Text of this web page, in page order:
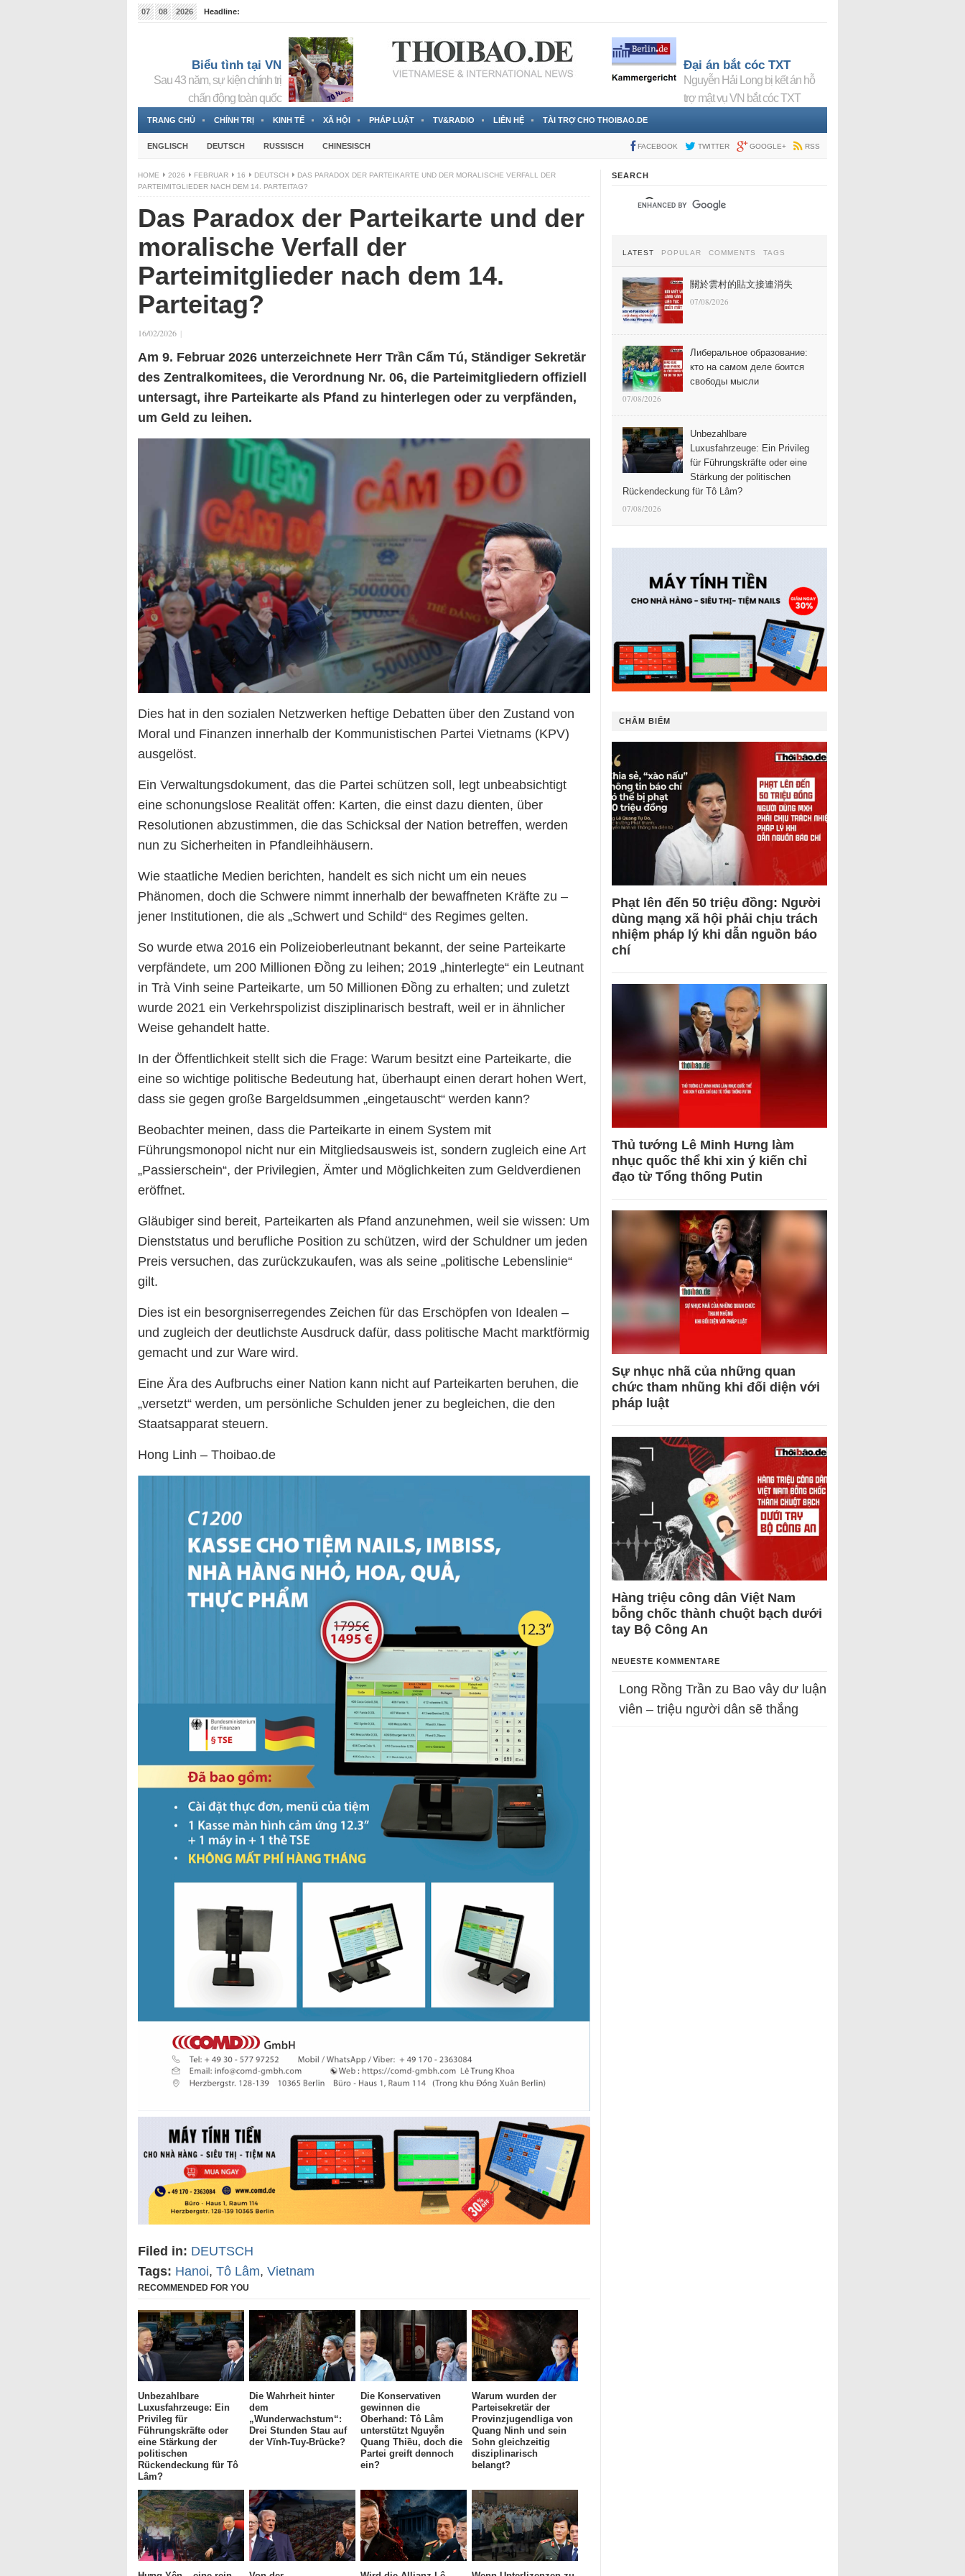
07 08 2026
Headline:
Biểu tình tại VN
Sau 43 năm, sự kiện chính trị
chấn động toàn quốc
Đại án bắt cóc TXT
Nguyễn Hải Long bị kết án hỗ
trợ mật vụ VN bắt cóc TXT
TRANG CHỦ CHÍNH TRỊ KINH TẾ XÃ HỘI PHÁP LUẬT TV&RADIO LIÊN HỆ TÀI TRỢ CHO THOIBAO.DE
ENGLISCH DEUTSCH RUSSISCH CHINESISCH FACEBOOK TWITTER GOOGLE+ RSS
HOME 2026 FEBRUAR 16 DEUTSCH
DAS PARADOX DER PARTEIKARTE UND DER MORALISCHE VERFALL DER
PARTEIMITGLIEDER NACH DEM 14. PARTEITAG?
Das Paradox der Parteikarte und der
moralische Verfall der
Parteimitglieder nach dem 14.
Parteitag?
16/02/2026 |
Am 9. Februar 2026 unterzeichnete Herr Trần Cẩm Tú, Ständiger Sekretär
des Zentralkomitees, die Verordnung Nr. 06, die Parteimitgliedern offiziell
untersagt, ihre Parteikarte als Pfand zu hinterlegen oder zu verpfänden,
um Geld zu leihen.
Dies hat in den sozialen Netzwerken heftige Debatten über den Zustand von
Moral und Finanzen innerhalb der Kommunistischen Partei Vietnams (KPV)
ausgelöst.
Ein Verwaltungsdokument, das die Partei schützen soll, legt unbeabsichtigt
eine schonungslose Realität offen: Karten, die einst dazu dienten, über
Resolutionen abzustimmen, die das Schicksal der Nation betreffen, werden
nun zu Sicherheiten in Pfandleihhäusern.
Wie staatliche Medien berichten, handelt es sich nicht um ein neues
Phänomen, doch die Schwere nimmt innerhalb der bewaffneten Kräfte zu –
jener Institutionen, die als „Schwert und Schild“ des Regimes gelten.
So wurde etwa 2016 ein Polizeioberleutnant bekannt, der seine Parteikarte
verpfändete, um 200 Millionen Đồng zu leihen; 2019 „hinterlegte“ ein Leutnant
in Trà Vinh seine Parteikarte, um 50 Millionen Đồng zu erhalten; und zuletzt
wurde 2021 ein Verkehrspolizist disziplinarisch bestraft, weil er in ähnlicher
Weise gehandelt hatte.
In der Öffentlichkeit stellt sich die Frage: Warum besitzt eine Parteikarte, die
eine so wichtige politische Bedeutung hat, überhaupt einen derart hohen Wert,
dass sie gegen große Bargeldsummen „eingetauscht“ werden kann?
Beobachter meinen, dass die Parteikarte in einem System mit
Führungsmonopol nicht nur ein Mitgliedsausweis ist, sondern zugleich eine Art
„Passierschein“, der Privilegien, Ämter und Möglichkeiten zum Geldverdienen
eröffnet.
Gläubiger sind bereit, Parteikarten als Pfand anzunehmen, weil sie wissen: Um
Dienststatus und berufliche Position zu schützen, wird der Schuldner um jeden
Preis versuchen, das zurückzukaufen, was als seine „politische Lebenslinie“
gilt.
Dies ist ein besorgniserregendes Zeichen für das Erschöpfen von Idealen –
und zugleich der deutlichste Ausdruck dafür, dass politische Macht marktförmig
gemacht und zur Ware wird.
Eine Ära des Aufbruchs einer Nation kann nicht auf Parteikarten beruhen, die
„versetzt“ werden, um persönliche Schulden jener zu begleichen, die den
Staatsapparat steuern.
Hong Linh – Thoibao.de
Filed in: DEUTSCH
Tags: Hanoi, Tô Lâm, Vietnam
RECOMMENDED FOR YOU
Unbezahlbare
Luxusfahrzeuge: Ein
Privileg für
Führungskräfte oder
eine Stärkung der
politischen
Rückendeckung für Tô
Lâm?
Die Wahrheit hinter
dem
„Wunderwachstum“:
Drei Stunden Stau auf
der Vĩnh-Tuy-Brücke?
Die Konservativen
gewinnen die
Oberhand: Tô Lâm
unterstützt Nguyễn
Quang Thiều, doch die
Partei greift dennoch
ein?
Warum wurden der
Parteisekretär der
Provinzjugendliga von
Quang Ninh und sein
Sohn gleichzeitig
disziplinarisch
belangt?
SEARCH
LATEST POPULAR COMMENTS TAGS
關於雲村的貼文接連消失
07/08/2026
Либеральное образование:
кто на самом деле боится
свободы мысли
07/08/2026
Unbezahlbare
Luxusfahrzeuge: Ein Privileg
für Führungskräfte oder eine
Stärkung der politischen
Rückendeckung für Tô Lâm?
07/08/2026
CHÂM BIẾM
Phạt lên đến 50 triệu đồng: Người
dùng mạng xã hội phải chịu trách
nhiệm pháp lý khi dẫn nguồn báo
chí
Thủ tướng Lê Minh Hưng làm
nhục quốc thể khi xin ý kiến chỉ
đạo từ Tổng thống Putin
Sự nhục nhã của những quan
chức tham nhũng khi đối diện với
pháp luật
Hàng triệu công dân Việt Nam
bỗng chốc thành chuột bạch dưới
tay Bộ Công An
NEUESTE KOMMENTARE
Long Rồng Trần zu Bao vây dư luận
viên – triệu người dân sẽ thắng